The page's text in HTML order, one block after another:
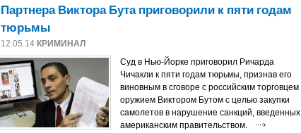
Партнера Виктора Бута приговорили к пяти годам
тюрьмы
12.05.14 КРИМИНАЛ
Суд в Нью-Йорке приговорил Ричарда
Чичакли к пяти годам тюрьмы, признав его
виновным в сговоре с российским торговцем
оружием Виктором Бутом с целью закупки
самолетов в нарушение санкций, введенных
американским правительством.